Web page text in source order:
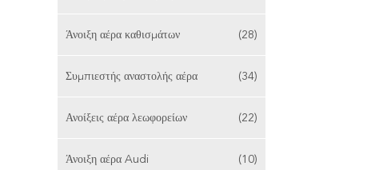
Άνοιξη αέρα καθισμάτων (28)
Συμπιεστής αναστολής αέρα (34)
Ανοίξεις αέρα λεωφορείων (22)
Άνοιξη αέρα Audi (10)